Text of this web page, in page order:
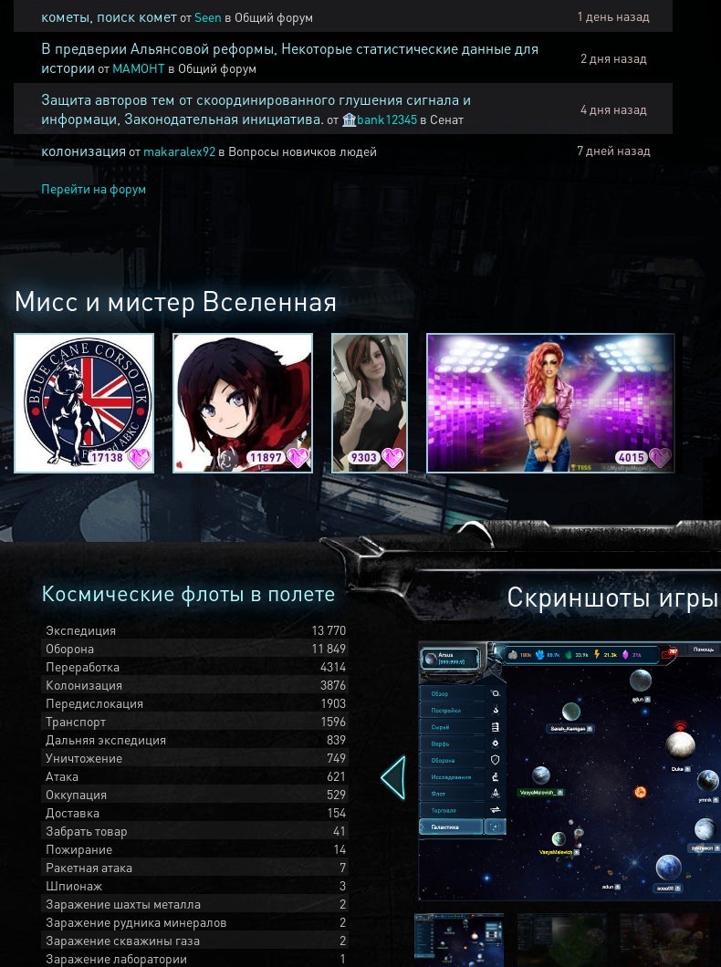
кометы, поиск комет отSeen в Общий форум 1 день назад
В предверии Альянсовой реформы, Некоторые статистические данные для
истории от MAMOHT в Общий форум
2 дня назад
Защита авторов тем от скоординированного глушения сигнала и
информаци, Законодательная инициатива. от 🏦bank12345 в Сенат
4 дня назад
колонизация от makaralex92 в Вопросы новичков людей 7 дней назад
Перейти на форум
Мисс и мистер Вселенная
17138 11897 9303 4015
Космические флоты в полете
Экспедиция
13 770
Оборона
11 849
Переработка
4314
Колонизация
3876
Передислокация
1903
Транспорт
1596
Дальняя экспедиция
839
Уничтожение
749
Атака
621
Оккупация
529
Доставка
154
Забрать товар
41
Пожирание
14
Ракетная атака
7
Шпионаж
3
Заражение шахты металла
2
Заражение рудника минералов
2
Заражение скважины газа
2
Заражение лаборатории
1
Скриншоты игры